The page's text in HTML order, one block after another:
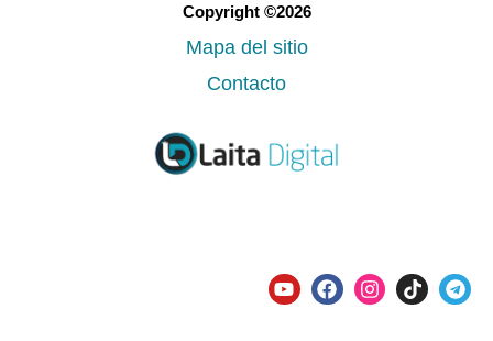
Copyright ©2026
Mapa del sitio
Contacto